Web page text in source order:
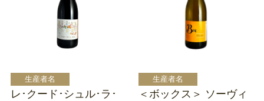
レ･クード･シュル･ラ･
＜ボックス＞ ソーヴィ